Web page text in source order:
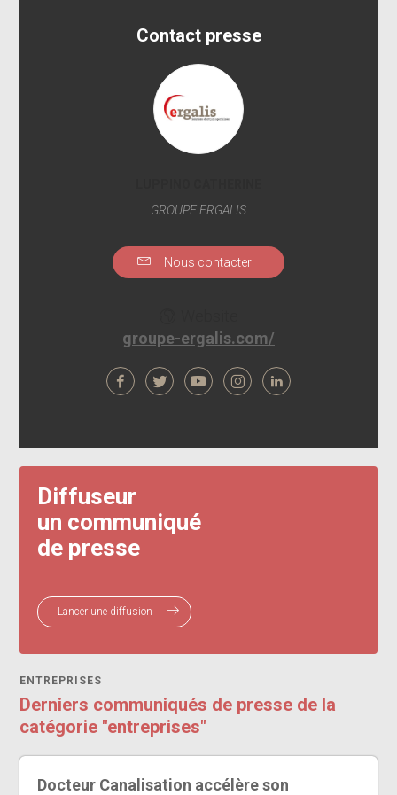
Contact presse
GROUPE ERGALIS
Nous contacter
groupe-ergalis.com/
Diffuseur
un communiqué
de presse
Lancer une diffusion
ENTREPRISES
Derniers communiqués de presse de la
catégorie "entreprises"
Docteur Canalisation accélère son